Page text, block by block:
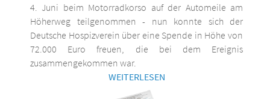
4. Juni beim Motorradkorso auf der Automeile am
Höherweg teilgenommen - nun konnte sich der
Deutsche Hospizverein über eine Spende in Höhe von
72.000 Euro freuen, die bei dem Ereignis
zusammengekommen war.
WEITERLESEN